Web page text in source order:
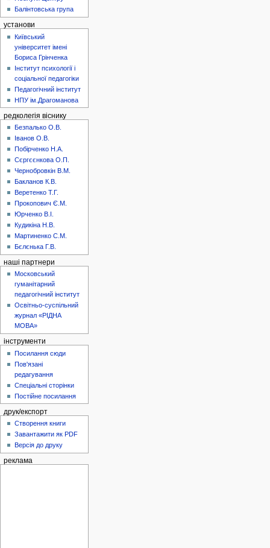
Балінтовська група
установи
Київський
університет імені
Бориса Грінченка
Інститут психології і
соціальної педагогіки
Педагогічний інститут
НПУ ім.Драгоманова
редколегія віснику
Безпалько О.В.
Іванов О.В.
Побірченко Н.А.
Сєргєєнкова О.П.
Чернобровкін В.М.
Бакланов К.В.
Веретенко Т.Г.
Прокопович Є.М.
Юрченко В.І.
Кудикіна Н.В.
Мартиненко С.М.
Бєлєнька Г.В.
наші партнери
Московський
гуманітарний
педагогічний інститут
Освітньо-суспільний
журнал «РІДНА
МОВА»
інструменти
Посилання сюди
Пов'язані
редагування
Спеціальні сторінки
Постійне посилання
друк/експорт
Створення книги
Завантажити як PDF
Версія до друку
реклама